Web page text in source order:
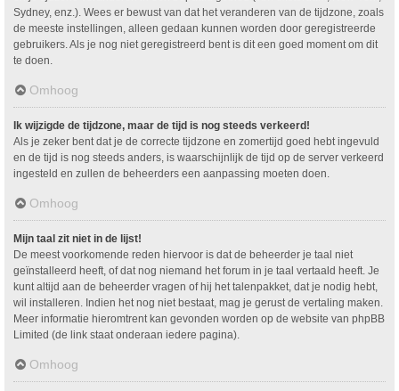
Sydney, enz.). Wees er bewust van dat het veranderen van de tijdzone, zoals
de meeste instellingen, alleen gedaan kunnen worden door geregistreerde
gebruikers. Als je nog niet geregistreerd bent is dit een goed moment om dit
te doen.
Omhoog
Ik wijzigde de tijdzone, maar de tijd is nog steeds verkeerd!
Als je zeker bent dat je de correcte tijdzone en zomertijd goed hebt ingevuld
en de tijd is nog steeds anders, is waarschijnlijk de tijd op de server verkeerd
ingesteld en zullen de beheerders een aanpassing moeten doen.
Omhoog
Mijn taal zit niet in de lijst!
De meest voorkomende reden hiervoor is dat de beheerder je taal niet
geïnstalleerd heeft, of dat nog niemand het forum in je taal vertaald heeft. Je
kunt altijd aan de beheerder vragen of hij het talenpakket, dat je nodig hebt,
wil installeren. Indien het nog niet bestaat, mag je gerust de vertaling maken.
Meer informatie hieromtrent kan gevonden worden op de website van phpBB
Limited (de link staat onderaan iedere pagina).
Omhoog